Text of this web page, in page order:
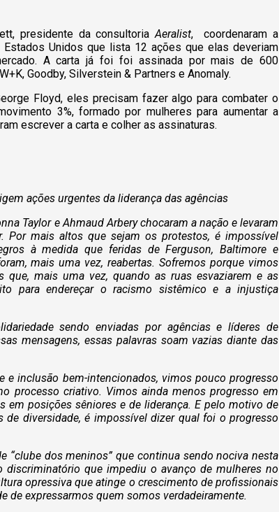
presidente da consultoria Aeralist,
coordenaram a
Unidos que lista 12 ações que elas deveriam
A carta já foi foi assinada por mais de 600
Goodby, Silverstein & Partners e Anomaly.
Floyd, eles precisam fazer algo para combater o
3%, formado por mulheres para aumentar a
escrever a carta e colher as assinaturas.
ações urgentes da liderança das agências
Taylor e Ahmaud Arbery chocaram a nação e levaram
Por mais altos que sejam os protestos, é impossível
à medida que feridas de Ferguson, Baltimore e
mais uma vez, reabertas. Sofremos porque vimos
que, mais uma vez, quando as ruas esvaziarem e as
para endereçar o racismo sistêmico e a injustiça
sendo enviadas por agências e líderes de
mensagens, essas palavras soam vazias diante das
e inclusão bem-intencionados, vimos pouco progresso
processo criativo. Vimos ainda menos progresso em
em posições sêniores e de liderança. E pelo motivo de
diversidade, é impossível dizer qual foi o progresso
“clube dos meninos” que continua sendo nociva nesta
que impediu o avanço de mulheres no
opressiva que atinge o crescimento de profissionais
de expressarmos quem somos verdadeiramente.